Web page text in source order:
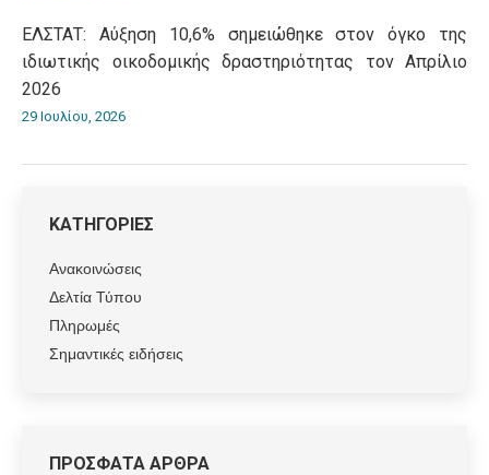
ΕΛΣΤΑΤ: Αύξηση 10,6% σημειώθηκε στον όγκο της
ιδιωτικής οικοδομικής δραστηριότητας τον Απρίλιο
2026
29 Ιουλίου, 2026
ΚΑΤΗΓΟΡΙΕΣ
Ανακοινώσεις
Δελτία Τύπου
Πληρωμές
Σημαντικές ειδήσεις
ΠΡΟΣΦΑΤΑ ΑΡΘΡΑ